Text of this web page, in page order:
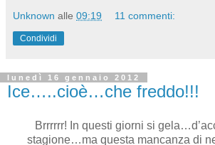
Unknown alle 09:19 11 commenti:
Condividi
lunedì 16 gennaio 2012
Ice…..cioè…che freddo!!!
Brrrrrr! In questi giorni si
stagione…ma questa mancanza di